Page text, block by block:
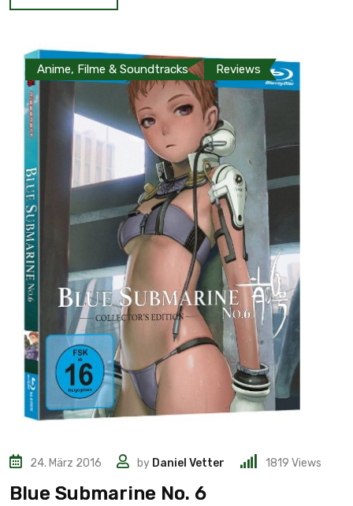
Anime, Filme & Soundtracks Reviews
24. März 2016 by Daniel Vetter 1819 Views
Blue Submarine No. 6